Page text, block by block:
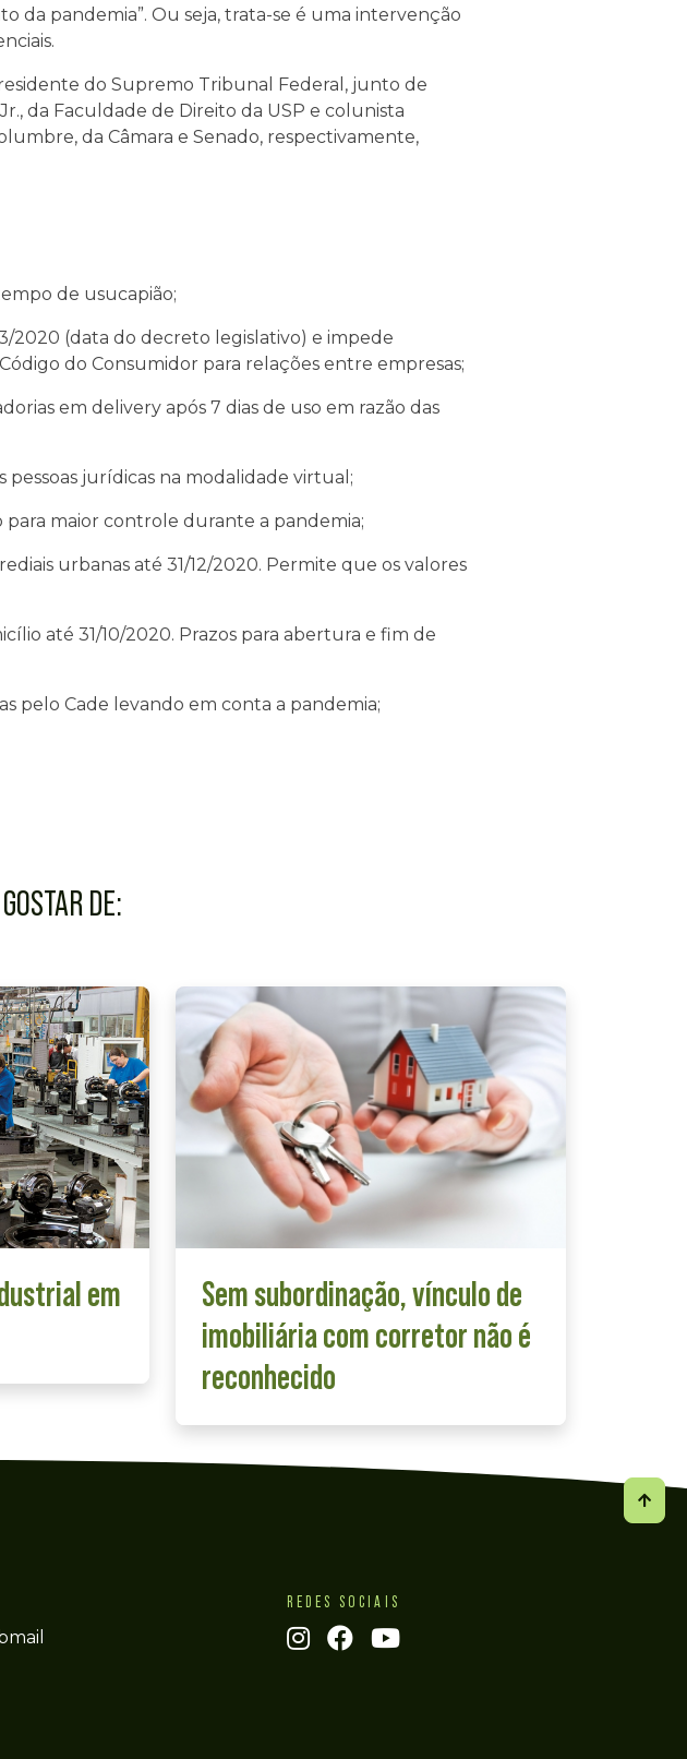
da pandemia”. Ou seja, trata-se é uma intervenção
do Supremo Tribunal Federal, junto de
da Faculdade de Direito da USP e colunista
da Câmara e Senado, respectivamente,
de usucapião;
(data do decreto legislativo) e impede
do Consumidor para relações entre empresas;
em delivery após 7 dias de uso em razão das
jurídicas na modalidade virtual;
maior controle durante a pandemia;
urbanas até 31/12/2020. Permite que os valores
até 31/10/2020. Prazos para abertura e fim de
Cade levando em conta a pandemia;
DE:
em
Sem subordinação, vínculo de
imobiliária com corretor não é
reconhecido
REDES SOCIAIS